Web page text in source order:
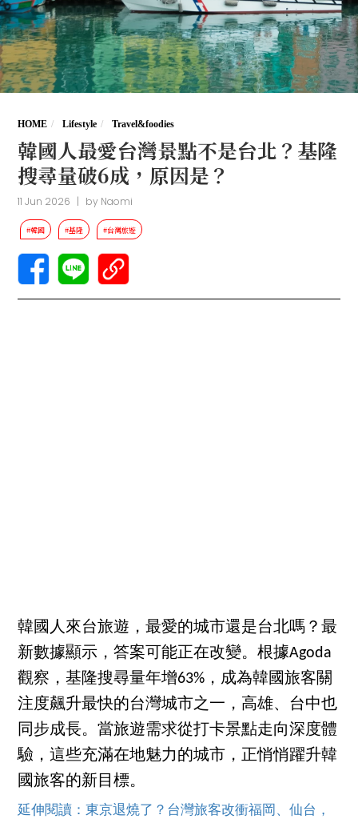
HOME Lifestyle Travel&foodies
韓國人最愛台灣景點不是台北？基隆
搜尋量破6成，原因是？
11 Jun 2026 | by Naomi
#韓國 #基隆 #台灣旅遊
韓國人來台旅遊，最愛的城市還是台北嗎？最
新數據顯示，答案可能正在改變。根據Agoda
觀察，基隆搜尋量年增63%，成為韓國旅客關
注度飆升最快的台灣城市之一，高雄、台中也
同步成長。當旅遊需求從打卡景點走向深度體
驗，這些充滿在地魅力的城市，正悄悄躍升韓
國旅客的新目標。
延伸閱讀：東京退燒了？台灣旅客改衝福岡、仙台，